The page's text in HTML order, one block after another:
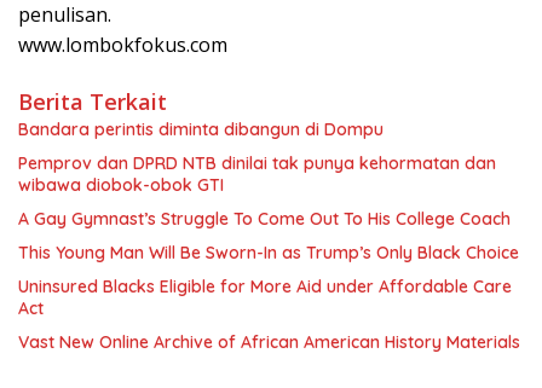
penulisan.
www.lombokfokus.com
Berita Terkait
Bandara perintis diminta dibangun di Dompu
Pemprov dan DPRD NTB dinilai tak punya kehormatan dan
wibawa diobok-obok GTI
A Gay Gymnast’s Struggle To Come Out To His College Coach
This Young Man Will Be Sworn-In as Trump’s Only Black Choice
Uninsured Blacks Eligible for More Aid under Affordable Care
Act
Vast New Online Archive of African American History Materials